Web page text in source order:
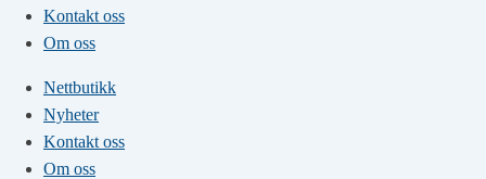
Kontakt oss
Om oss
Nettbutikk
Nyheter
Kontakt oss
Om oss